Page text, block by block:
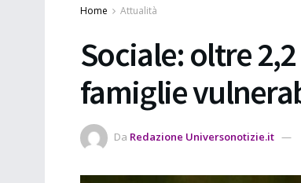
Home Attualità
Sociale: oltre
famiglie
Da Redazione Universonotizie.it